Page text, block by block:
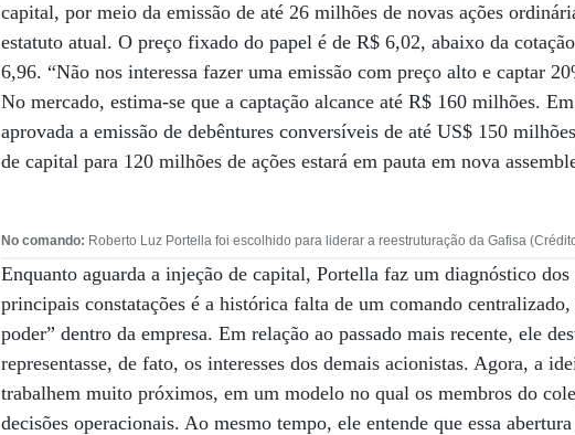
capital, por meio da emissão de até 26 milhões de novas ações
estatuto atual. O preço fixado do papel é de R$ 6,02, abaixo da
6,96. “Não nos interessa fazer uma emissão com preço alto e captar
No mercado, estima-se que a captação alcance até R$ 160 milhões.
aprovada a emissão de debêntures conversíveis de até US$ 150
de capital para 120 milhões de ações estará em pauta em nova
No comando: Roberto Luz Portella foi escolhido para liderar a reestruturação da Gafisa
Enquanto aguarda a injeção de capital, Portella faz um diagnóstico
principais constatações é a histórica falta de um comando
poder” dentro da empresa. Em relação ao passado mais recente, ele
representasse, de fato, os interesses dos demais acionistas. Agora, a
trabalhem muito próximos, em um modelo no qual os membros do
decisões operacionais. Ao mesmo tempo, ele entende que essa